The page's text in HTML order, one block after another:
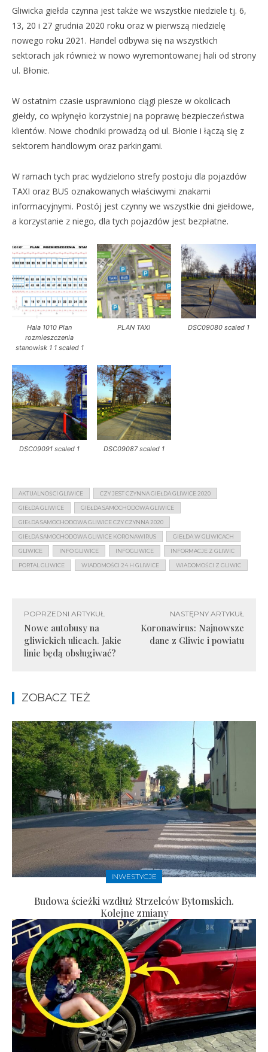
Gliwicka giełda czynna jest także we wszystkie niedziele tj. 6,
13, 20 i 27 grudnia 2020 roku oraz w pierwszą niedzielę
nowego roku 2021. Handel odbywa się na wszystkich
sektorach jak również w nowo wyremontowanej hali od strony
ul. Błonie.
W ostatnim czasie usprawniono ciągi piesze w okolicach
giełdy, co wpłynęło korzystniej na poprawę bezpieczeństwa
klientów. Nowe chodniki prowadzą od ul. Błonie i łączą się z
sektorem handlowym oraz parkingami.
W ramach tych prac wydzielono strefy postoju dla pojazdów
TAXI oraz BUS oznakowanych właściwymi znakami
informacyjnymi. Postój jest czynny we wszystkie dni giełdowe,
a korzystanie z niego, dla tych pojazdów jest bezpłatne.
Hala 1010 Plan
rozmieszczenia
stanowisk 1 1 scaled 1
PLAN TAXI DSC09080 scaled 1
DSC09091 scaled 1 DSC09087 scaled 1
AKTUALNOŚCI GLIWICE CZY JEST CZYNNA GIEŁDA GLIWICE 2020
GIEŁDA GLIWICE GIEŁDA SAMOCHODOWA GLIWICE
GIEŁDA SAMOCHODOWA GLIWICE CZY CZYNNA 2020
GIEŁDA SAMOCHODOWA GLIWICE KORONAWIRUS GIEŁDA W GLIWICACH
GLIWICE INFO GLIWICE INFOGLIWICE INFORMACJE Z GLIWIC
PORTAL GLIWICE WIADOMOŚCI 24 H GLIWICE WIADOMOŚCI Z GLIWIC
POPRZEDNI ARTYKUŁ
Nowe autobusy na
gliwickich ulicach. Jakie
linie będą obsługiwać?
NASTĘPNY ARTYKUŁ
Koronawirus: Najnowsze
dane z Gliwic i powiatu
ZOBACZ TEŻ
INWESTYCJE
Budowa ścieżki wzdłuż Strzelców Bytomskich.
Kolejne zmiany